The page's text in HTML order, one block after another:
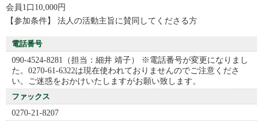
会員1口10,000円
【参加条件】 法人の活動主旨に賛同してくださる方
電話番号
090-4524-8281（担当：細井 靖子） ※電話番号が変更になりまし
た。0270-61-6322は現在使われておりませんのでご注意くださ
い。ご迷惑をおかけいたしますがお願い致します。
ファックス
0270-21-8207